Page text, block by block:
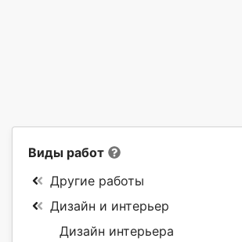
Виды работ
Другие работы
Дизайн и интерьер
Дизайн интерьера